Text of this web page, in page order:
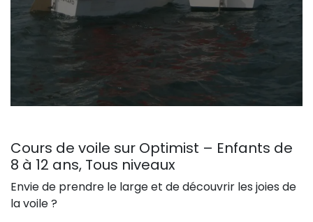
Cours de voile sur Optimist – Enfants de
8 à 12 ans, Tous niveaux
Envie de prendre le large et de découvrir les joies de
la voile ?